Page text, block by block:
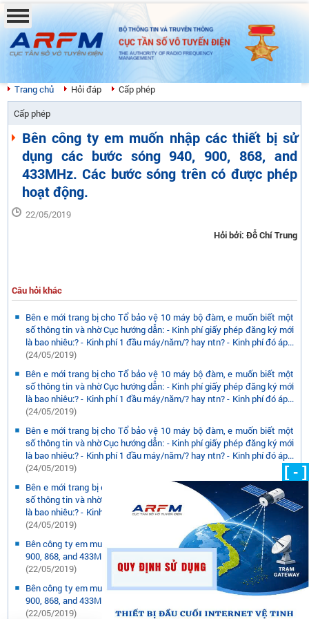
BỘ THÔNG TIN VÀ TRUYỀN THÔNG
CỤC TẦN SỐ VÔ TUYẾN ĐIỆN
THE AUTHORITY OF RADIO FREQUENCY
MANAGEMENT
Trang chủ Hỏi đáp
Cấp phép
Cấp phép
Bên công ty em muốn nhập các thiết bị sử
dụng các bước sóng 940, 900, 868, and
433MHz. Các bước sóng trên có được phép
hoạt động.
22/05/2019
Hỏi bởi: Đỗ Chí Trung
Câu hỏi khác
Bên e mới trang bị cho Tổ bảo vệ 10 máy bộ đàm, e muốn biết một
số thông tin và nhờ Cục hướng dẫn: - Kinh phí giấy phép đăng ký mới
là bao nhiêu:? - Kinh phí 1 đầu máy/năm/? hay ntn? - Kinh phí đó áp...
(24/05/2019)
Bên e mới trang bị cho Tổ bảo vệ 10 máy bộ đàm, e muốn biết một
số thông tin và nhờ Cục hướng dẫn: - Kinh phí giấy phép đăng ký mới
là bao nhiêu:? - Kinh phí 1 đầu máy/năm/? hay ntn? - Kinh phí đó áp...
(24/05/2019)
Bên e mới trang bị cho Tổ bảo vệ 10 máy bộ đàm, e muốn biết một
số thông tin và nhờ Cục hướng dẫn: - Kinh phí giấy phép đăng ký mới
là bao nhiêu:? - Kinh phí 1 đầu máy/năm/? hay ntn? - Kinh phí đó áp...
(24/05/2019)
Bên e mới trang bị cho Tổ bảo vệ 10 máy bộ đàm, e muốn biết một
số thông tin và nhờ Cục hướng dẫn: - Kinh phí giấy phép đăng ký mới
là bao nhiêu:? - Kinh phí 1 đầu máy/năm/? hay ntn? - Kinh phí đó áp...
(24/05/2019)
Bên công ty em muốn nhập các thiết bị sử dụng các bước sóng 940,
900, 868, and 433MHz. Các bước sóng trên có được phép hoạt động.
(22/05/2019)
Bên công ty em muốn nhập các thiết bị sử dụng các bước sóng 940,
900, 868, and 433MHz. Các bước sóng trên có được phép hoạt động.
(22/05/2019)
[ - ]